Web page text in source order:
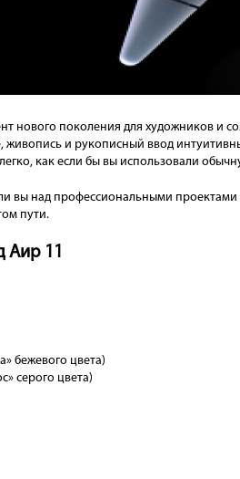
нового поколения для художников и
живопись и рукописный ввод
как если бы вы использовали
вы над профессиональными
пути.
Аир 11
бежевого цвета)
серого цвета)